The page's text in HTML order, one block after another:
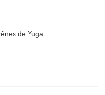
de Yuga